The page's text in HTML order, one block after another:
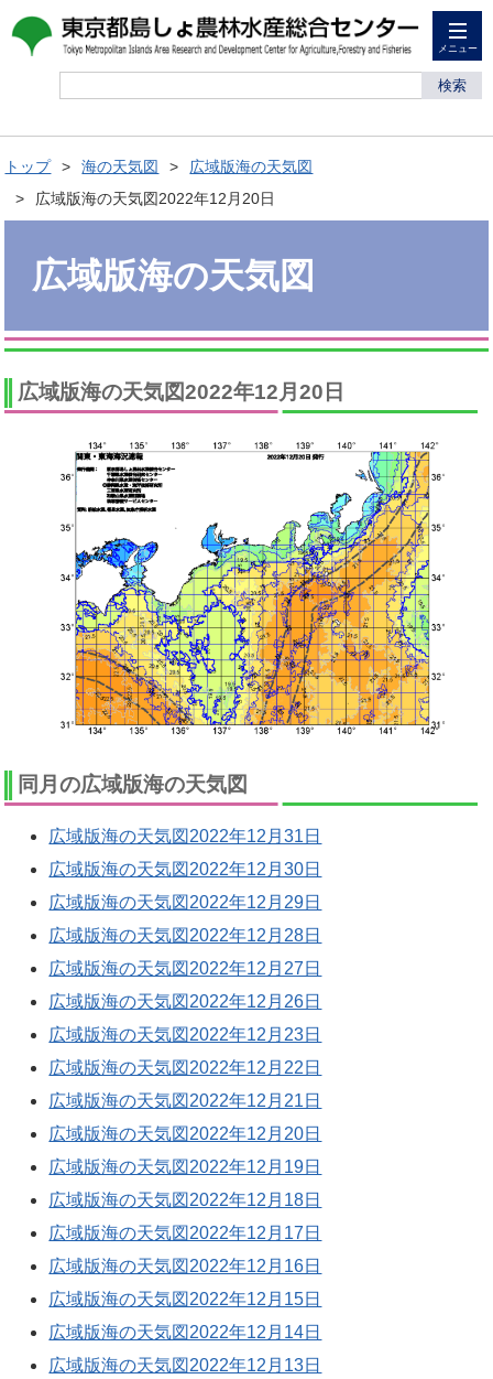
メニュー
検索
トップ 海の天気図
広域版海の天気図
広域版海の天気図2022年12月20日
広域版海の天気図
広域版海の天気図2022年12月20日
同月の広域版海の天気図
広域版海の天気図2022年12月31日
広域版海の天気図2022年12月30日
広域版海の天気図2022年12月29日
広域版海の天気図2022年12月28日
広域版海の天気図2022年12月27日
広域版海の天気図2022年12月26日
広域版海の天気図2022年12月23日
広域版海の天気図2022年12月22日
広域版海の天気図2022年12月21日
広域版海の天気図2022年12月20日
広域版海の天気図2022年12月19日
広域版海の天気図2022年12月18日
広域版海の天気図2022年12月17日
広域版海の天気図2022年12月16日
広域版海の天気図2022年12月15日
広域版海の天気図2022年12月14日
広域版海の天気図2022年12月13日